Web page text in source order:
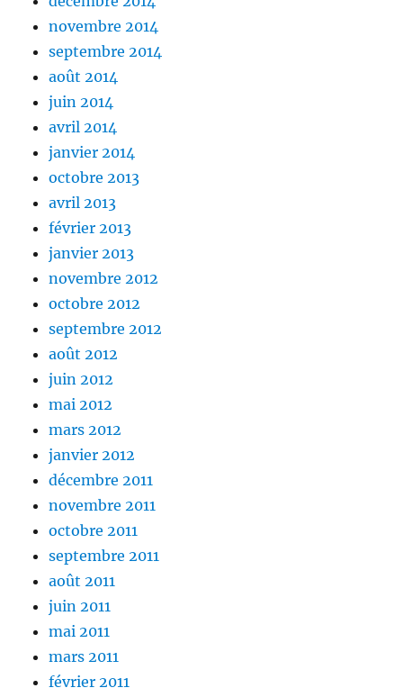
novembre 2014
septembre 2014
août 2014
juin 2014
avril 2014
janvier 2014
octobre 2013
avril 2013
février 2013
janvier 2013
novembre 2012
octobre 2012
septembre 2012
août 2012
juin 2012
mai 2012
mars 2012
janvier 2012
décembre 2011
novembre 2011
octobre 2011
septembre 2011
août 2011
juin 2011
mai 2011
mars 2011
février 2011